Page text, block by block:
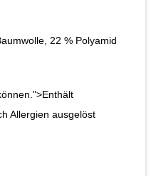
22 % Polyamid
Allergien ausgelöst